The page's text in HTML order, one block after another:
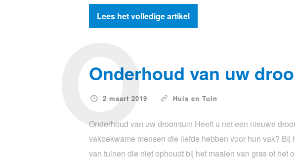
Lees het volledige artikel
Onderhoud van uw
2 maart 2019 Huis en Tuin
O
Onderhoud van uw droomtuin Heeft u net een nieuwe
vakbekwame mensen die liefde hebben voor hun vak?
van tuinen die niet ophoudt bij het maaien van gras of het